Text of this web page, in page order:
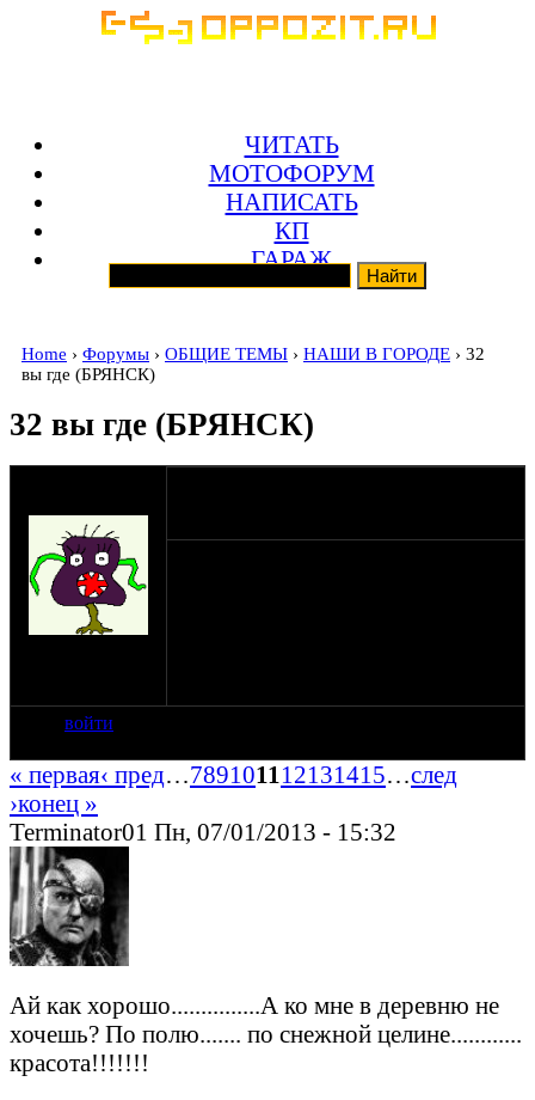
ЧИТАТЬ
МОТОФОРУМ
НАПИСАТЬ
КП
ГАРАЖ
Home › Форумы › ОБЩИЕ ТЕМЫ › НАШИ В ГОРОДЕ › 32
вы где (БРЯНСК)
32 вы где (БРЯНСК)
войти
« первая‹ пред…7891011 12131415…след
›конец »
Terminator01 Пн, 07/01/2013 - 15:32
Ай как хорошо...............А ко мне в деревню не
хочешь? По полю....... по снежной целине............
красота!!!!!!!